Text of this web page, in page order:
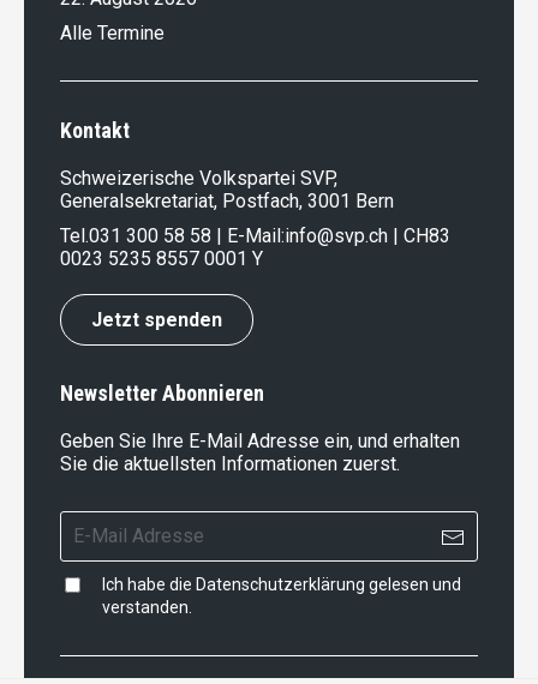
Alle Termine
Kontakt
Schweizerische Volkspartei SVP,
Generalsekretariat, Postfach, 3001 Bern
Tel.031 300 58 58 | E-Mail:info@svp.ch | CH83
0023 5235 8557 0001 Y
Jetzt spenden
Newsletter Abonnieren
Geben Sie Ihre E-Mail Adresse ein, und erhalten
Sie die aktuellsten Informationen zuerst.
Ich habe die Datenschutzerklärung gelesen und
verstanden.